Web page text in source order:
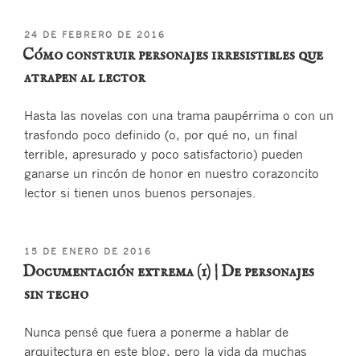
PUBLICADO
EL
24 DE FEBRERO DE 2016
Cómo construir personajes irresistibles que
atrapen al lector
Hasta las novelas con una trama paupérrima o con un
trasfondo poco definido (o, por qué no, un final
terrible, apresurado y poco satisfactorio) pueden
ganarse un rincón de honor en nuestro corazoncito
lector si tienen unos buenos personajes.
PUBLICADO
EL
15 DE ENERO DE 2016
Documentación extrema (1) | De personajes
sin techo
Nunca pensé que fuera a ponerme a hablar de
arquitectura en este blog, pero la vida da muchas